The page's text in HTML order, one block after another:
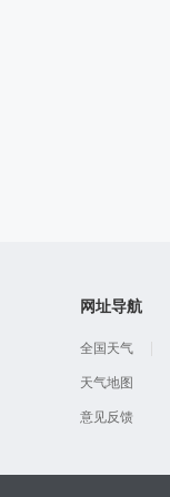
网址导航
全国天气
天气地图
意见反馈